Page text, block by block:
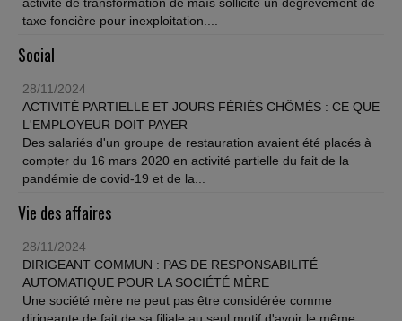
taxe foncière pour inexploitation....
Social
28/11/2024
ACTIVITÉ PARTIELLE ET JOURS FÉRIÉS CHÔMÉS : CE QUE
L'EMPLOYEUR DOIT PAYER
Des salariés d'un groupe de restauration avaient été placés à
compter du 16 mars 2020 en activité partielle du fait de la
pandémie de covid-19 et de la...
Vie des affaires
28/11/2024
DIRIGEANT COMMUN : PAS DE RESPONSABILITÉ
AUTOMATIQUE POUR LA SOCIÉTÉ MÈRE
Une société mère ne peut pas être considérée comme